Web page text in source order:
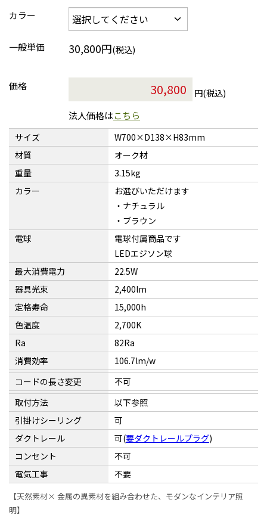
カラー
一般単価 30,800円(税込)
価格
円(税込)
法人価格はこちら
サイズ
W700×D138×H83mm
材質
オーク材
重量
3.15kg
カラー
お選びいただけます
・ナチュラル
・ブラウン
電球
電球付属商品です
LEDエジソン球
最大消費電力
22.5W
器具光束
2,400lm
定格寿命
15,000h
色温度
2,700K
Ra
82Ra
消費効率
106.7lm/w
コードの長さ変更
不可
取付方法
以下参照
引掛けシーリング
可
ダクトレール
可(要ダクトレールプラグ)
コンセント
不可
電気工事
不要
【天然素材× 金属の異素材を組み合わせた、モダンなインテリア照
明】